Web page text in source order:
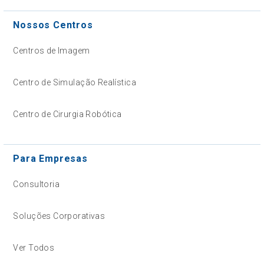
Nossos Centros
Centros de Imagem
Centro de Simulação Realística
Centro de Cirurgia Robótica
Para Empresas
Consultoria
Soluções Corporativas
Ver Todos